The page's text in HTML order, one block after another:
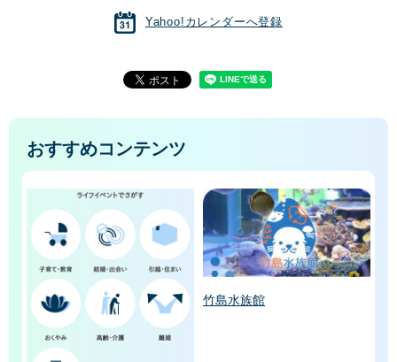
Yahoo!カレンダーへ登録
おすすめコンテンツ
竹島水族館